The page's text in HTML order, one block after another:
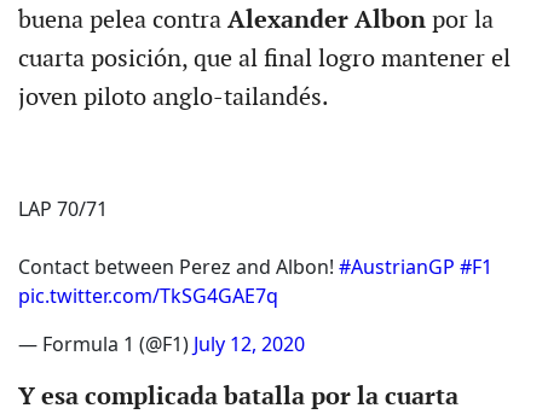
buena pelea contra Alexander Albonpor la
cuarta posición, que al final logro mantener el
joven piloto anglo-tailandés.
LAP 70/71
Contact between Perez and Albon! #AustrianGP #F1
pic.twitter.com/TkSG4GAE7q
— Formula 1 (@F1) July 12, 2020
Y esa complicada batalla por la cuarta